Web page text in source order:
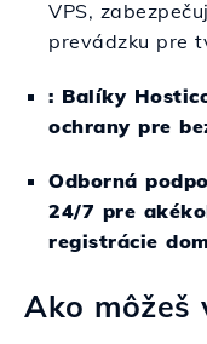
VPS,
prevádzku pre
: Balíky
ochrany pre
Odborná
24/7 pre
registrácie
Ako môžeš